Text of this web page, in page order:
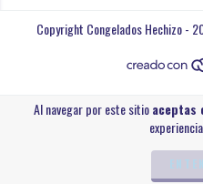
Al navegar por este sitioaceptas
Copyright Congelados Hechizo -